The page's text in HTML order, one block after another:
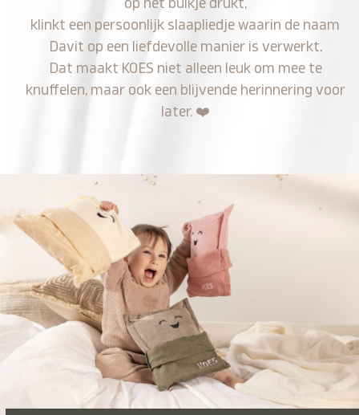
op het buikje drukt,
klinkt een persoonlijk slaapliedje waarin de naam
Davit op een liefdevolle manier is verwerkt.
Dat maakt KOES niet alleen leuk om mee te
knuffelen, maar ook een blijvende herinnering voor
later. ❤️